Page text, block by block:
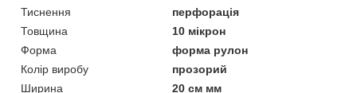
Тиснення
перфорація
Товщина
10 мікрон
Форма
форма рулон
Колір виробу
прозорий
Ширина
20 см мм